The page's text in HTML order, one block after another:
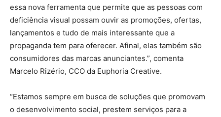
essa nova ferramenta que permite que as pessoas com
deficiência visual possam ouvir as promoções, ofertas,
lançamentos e tudo de mais interessante que a
propaganda tem para oferecer. Afinal, elas também são
consumidores das marcas anunciantes.”, comenta
Marcelo Rizério, CCO da Euphoria Creative.
“Estamos sempre em busca de soluções que promovam
o desenvolvimento social, prestem serviços para a